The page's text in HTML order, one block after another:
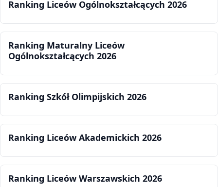
Ranking Liceów Ogólnokształcących 2026
Ranking Maturalny Liceów
Ogólnokształcących 2026
Ranking Szkół Olimpijskich 2026
Ranking Liceów Akademickich 2026
Ranking Liceów Warszawskich 2026